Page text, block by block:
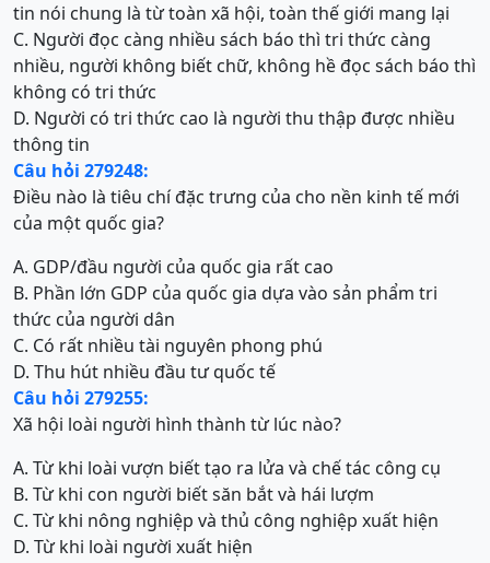
tin nói chung là từ toàn xã hội, toàn thế giới mang lại
C. Người đọc càng nhiều sách báo thì tri thức càng
nhiều, người không biết chữ, không hề đọc sách báo thì
không có tri thức
D. Người có tri thức cao là người thu thập được nhiều
thông tin
Câu hỏi 279248:
Điều nào là tiêu chí đặc trưng của cho nền kinh tế mới
của một quốc gia?
A. GDP/đầu người của quốc gia rất cao
B. Phần lớn GDP của quốc gia dựa vào sản phẩm tri
thức của người dân
C. Có rất nhiều tài nguyên phong phú
D. Thu hút nhiều đầu tư quốc tế
Câu hỏi 279255:
Xã hội loài người hình thành từ lúc nào?
A. Từ khi loài vượn biết tạo ra lửa và chế tác công cụ
B. Từ khi con người biết săn bắt và hái lượm
C. Từ khi nông nghiệp và thủ công nghiệp xuất hiện
D. Từ khi loài người xuất hiện